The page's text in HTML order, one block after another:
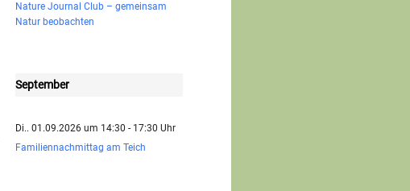
Nature Journal Club – gemeinsam
Natur beobachten
September
Di.. 01.09.2026 um 14:30 - 17:30 Uhr
Familiennachmittag am Teich